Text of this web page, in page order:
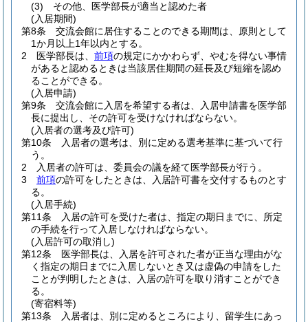
(3)
その他、医学部長が適当と認めた者
(入居期間)
第8条
交流会館に居住することのできる期間は、原則として
1か月以上1年以内とする。
2
医学部長は、 前項の規定にかかわらず、やむを得ない事情
があると認めるときは当該居住期間の延長及び短縮を認め
ることができる。
(入居申請)
第9条
交流会館に入居を希望する者は、入居申請書を医学部
長に提出し、その許可を受けなければならない。
(入居者の選考及び許可)
第10条
入居者の選考は、別に定める選考基準に基づいて行
う。
2
入居者の許可は、委員会の議を経て医学部長が行う。
3
前項の許可をしたときは、入居許可書を交付するものとす
る。
(入居手続)
第11条
入居の許可を受けた者は、指定の期日までに、所定
の手続を行って入居しなければならない。
(入居許可の取消し)
第12条
医学部長は、入居を許可された者が正当な理由がな
く指定の期日までに入居しないとき又は虚偽の申請をした
ことが判明したときは、入居の許可を取り消すことができ
る。
(寄宿料等)
第13条
入居者は、別に定めるところにより、留学生にあっ